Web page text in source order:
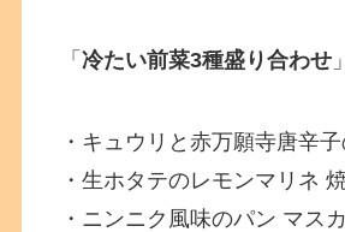
「冷たい前菜3種盛り合わせ 」
・キュウリと赤万願寺唐辛
・生ホタテのレモンマリネ
・ニンニク風味のパン マス